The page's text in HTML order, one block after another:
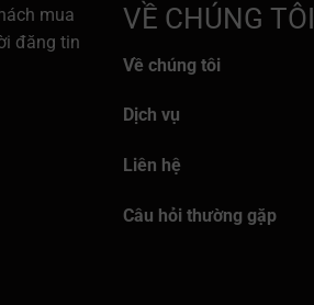
mua
đăng tin
VỀ CHÚNG TÔI
Về chúng tôi
Dịch vụ
Liên hệ
Câu hỏi thường gặp